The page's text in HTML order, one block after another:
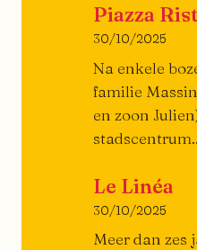
Piazza
30/10/2025
Na enkele
familie
en zoon
Le Linéa
30/10/2025
Meer dan zes